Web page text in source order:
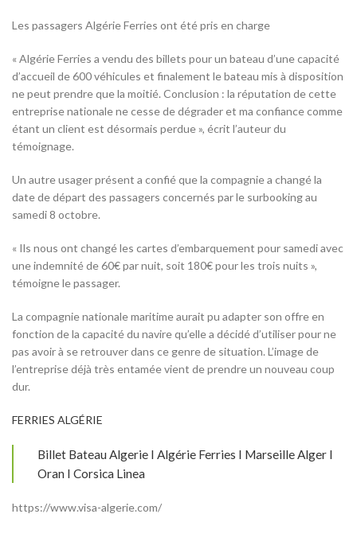
Les passagers Algérie Ferries ont été pris en charge
« Algérie Ferries a vendu des billets pour un bateau d’une capacité
d’accueil de 600 véhicules et finalement le bateau mis à disposition
ne peut prendre que la moitié. Conclusion : la réputation de cette
entreprise nationale ne cesse de dégrader et ma confiance comme
étant un client est désormais perdue », écrit l’auteur du
témoignage.
Un autre usager présent a confié que la compagnie a changé la
date de départ des passagers concernés par le surbooking au
samedi 8 octobre.
« Ils nous ont changé les cartes d’embarquement pour samedi avec
une indemnité de 60€ par nuit, soit 180€ pour les trois nuits »,
témoigne le passager.
La compagnie nationale maritime aurait pu adapter son offre en
fonction de la capacité du navire qu’elle a décidé d’utiliser pour ne
pas avoir à se retrouver dans ce genre de situation. L’image de
l’entreprise déjà très entamée vient de prendre un nouveau coup
dur.
FERRIES ALGÉRIE
Billet Bateau Algerie I Algérie Ferries I Marseille Alger I
Oran I Corsica Linea
https://www.visa-algerie.com/